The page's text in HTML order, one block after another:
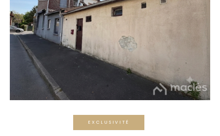
EXCLUSIVITÉ